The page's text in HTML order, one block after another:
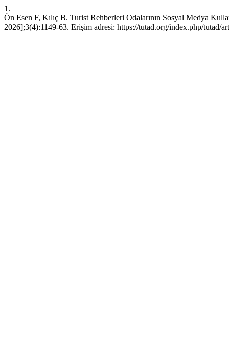
1.
Ön Esen F, Kılıç B. Turist Rehberleri Odalarının Sosyal Medya
2026];3(4):1149-63. Erişim adresi: https://tutad.org/index.php/tutad/